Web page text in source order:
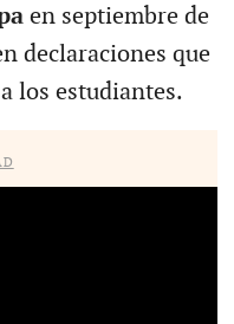
en septiembre de
declaraciones que
los estudiantes.